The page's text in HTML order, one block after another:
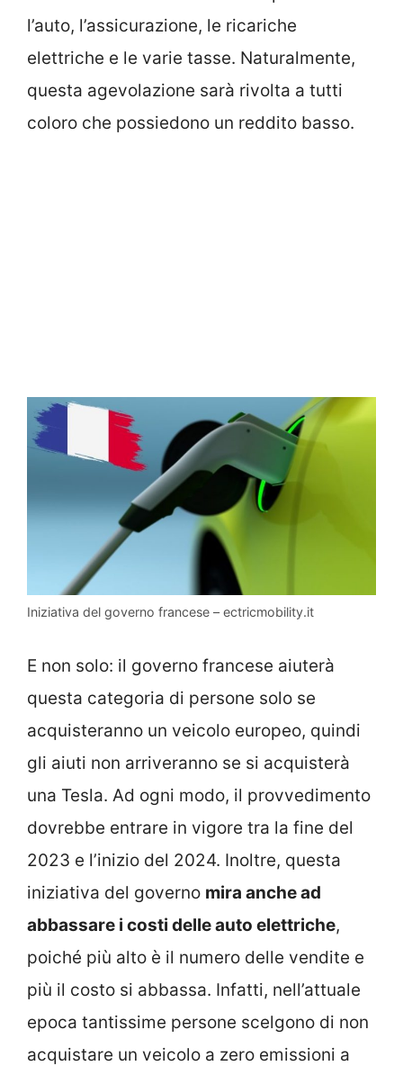
l’auto, l’assicurazione, le ricariche
elettriche e le varie tasse. Naturalmente,
questa agevolazione sarà rivolta a tutti
coloro che possiedono un reddito basso.
Iniziativa del governo francese – ectricmobility.it
E non solo: il governo francese aiuterà
questa categoria di persone solo se
acquisteranno un veicolo europeo, quindi
gli aiuti non arriveranno se si acquisterà
una Tesla. Ad ogni modo, il provvedimento
dovrebbe entrare in vigore tra la fine del
2023 e l’inizio del 2024. Inoltre, questa
iniziativa del governo mira anche ad
abbassare i costi delle auto elettriche,
poiché più alto è il numero delle vendite e
più il costo si abbassa. Infatti, nell’attuale
epoca tantissime persone scelgono di non
acquistare un veicolo a zero emissioni a